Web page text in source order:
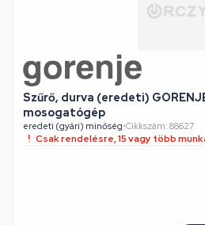
Szűrő, durva (eredeti)
mosogatógép
eredeti (gyári) minőség•Cikkszám: 88627
Csak rendelésre, 15 vagy több